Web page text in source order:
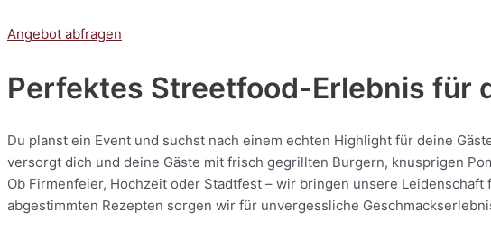
Angebot abfragen
Perfektes Streetfood-Erlebnis für
Du planst ein Event und suchst nach einem echten Highlight für deine
versorgt dich und deine Gäste mit frisch gegrillten Burgern, knusprigen
Ob Firmenfeier, Hochzeit oder Stadtfest – wir bringen unsere
abgestimmten Rezepten sorgen wir für unvergessliche